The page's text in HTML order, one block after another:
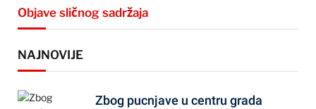
Objave sličnog sadržaja
NAJNOVIJE
Zbog pucnjave u centru grada